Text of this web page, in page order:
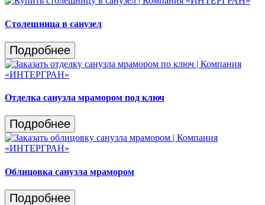
Столешница в санузел
Подробнее
Отделка санузла мрамором под ключ
Подробнее
Облицовка санузла мрамором
Подробнее